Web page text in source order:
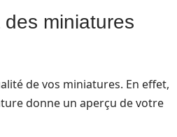
miniatures
de vos miniatures. En effet,
donne un aperçu de votre